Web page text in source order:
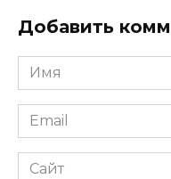
Добавить
Имя
Email
Сайт